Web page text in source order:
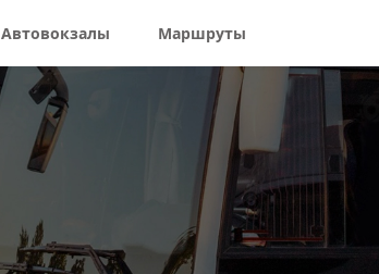
Автовокзалы Маршруты